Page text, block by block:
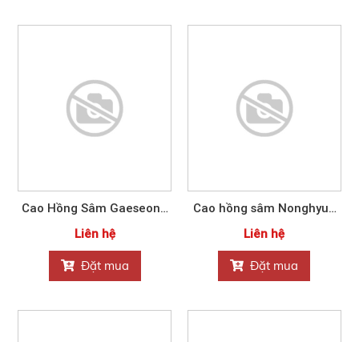
Cao Hồng Sâm Gaeseong
Nonghyup 10ml x 32
Liên hệ
Đặt mua
Cao hồng sâm Nonghyup
Hàn Quốc 240gram
Liên hệ
Đặt mua